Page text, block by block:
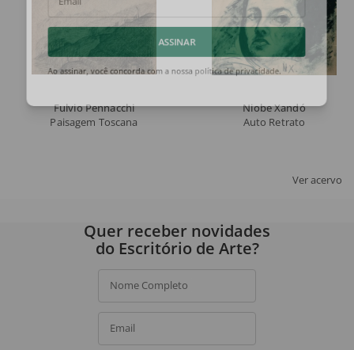
Fulvio Pennacchi
Paisagem Toscana
Niobe Xandó
Auto Retrato
Ver acervo
ASSINAR
Quer receber novidades
do Escritório de Arte?
Nome Completo
Email